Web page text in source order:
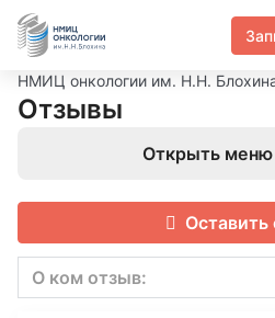
НМИЦ онкологии им. Н.Н.
Отзывы
Открыть меню
Оставить
О ком отзыв: